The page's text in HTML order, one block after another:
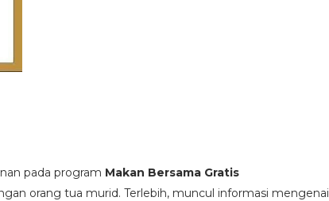
pada program Makan Bersama Gratis
orang tua murid. Terlebih, muncul informasi mengenai